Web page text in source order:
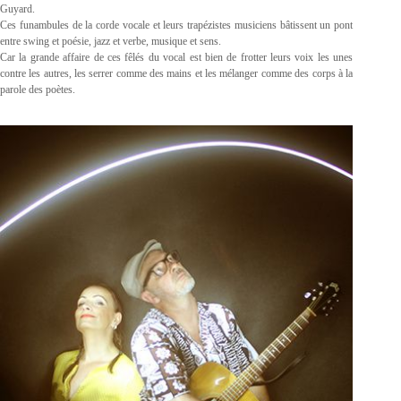
Guyard.
Ces funambules de la corde vocale et leurs trapézistes musiciens bâtissent un pont
entre swing et poésie, jazz et verbe, musique et sens.
Car la grande affaire de ces fêlés du vocal est bien de frotter leurs voix les unes
contre les autres, les serrer comme des mains et les mélanger comme des corps à la
parole des poètes.